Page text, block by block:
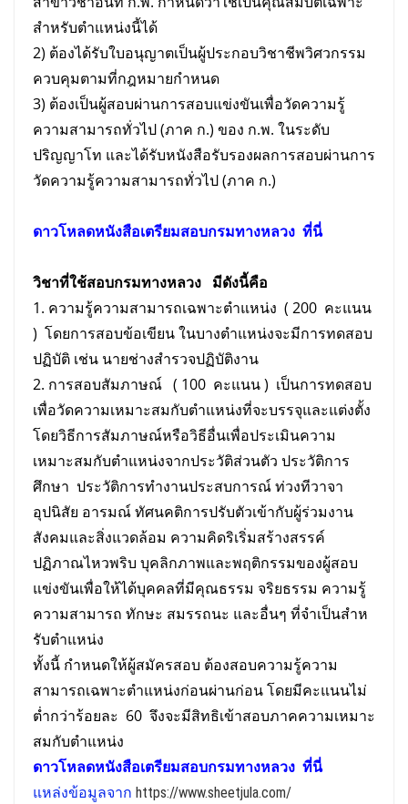
สำหรับตำแหน่งนี้ได้
2) ต้องได้รับใบอนุญาตเป็นผู้ประกอบวิชาชีพวิศวกรรม
ควบคุมตามที่กฎหมายกำหนด
3) ต้องเป็นผู้สอบผ่านการสอบแข่งขันเพื่อวัดความรู้
ความสามารถทั่วไป (ภาค ก.) ของ ก.พ. ในระดับ
ปริญญาโท และได้รับหนังสือรับรองผลการสอบผ่านการ
วัดความรู้ความสามารถทั่วไป (ภาค ก.)
ดาวโหลดหนังสือเตรียมสอบกรมทางหลวง ที่นี่
วิชาที่ใช้สอบกรมทางหลวง มีดังนี้คือ
1. ความรู้ความสามารถเฉพาะตำแหน่ง ( 200 คะแนน
) โดยการสอบข้อเขียน ในบางตำแหน่งจะมีการทดสอบ
ปฏิบัติ เช่น นายช่างสำรวจปฏิบัติงาน
2. การสอบสัมภาษณ์ ( 100 คะแนน ) เป็นการทดสอบ
เพื่อวัดความเหมาะสมกับตําแหน่งที่จะบรรจุและแต่งตั้ง
โดยวิธีการสัมภาษณ์หรือวิธีอื่นเพื่อประเมินความ
เหมาะสมกับตําแหน่งจากประวัติส่วนตัว ประวัติการ
ศึกษา ประวัติการทํางานประสบการณ์ ท่วงทีวาจา
อุปนิสัย อารมณ์ ทัศนคติการปรับตัวเข้ากับผู้ร่วมงาน
สังคมและสิ่งแวดล้อม ความคิดริเริ่มสร้างสรรค์
ปฏิภาณไหวพริบ บุคลิกภาพและพฤติกรรมของผู้สอบ
แข่งขันเพื่อให้ได้บุคคลที่มีคุณธรรม จริยธรรม ความรู้
ความสามารถ ทักษะ สมรรถนะ และอื่นๆ ที่จําเป็นสําห
รับตําแหน่ง
ทั้งนี้ กําหนดให้ผู้สมัครสอบ ต้องสอบความรู้ความ
สามารถเฉพาะตําแหน่งก่อนผ่านก่อน โดยมีคะแนนไม่
ต่ำกว่าร้อยละ 60 จึงจะมีสิทธิเข้าสอบภาคความเหมาะ
สมกับตําแหน่ง
ดาวโหลดหนังสือเตรียมสอบกรมทางหลวง ที่นี่
แหล่งข้อมูลจาก https://www.sheetjula.com/